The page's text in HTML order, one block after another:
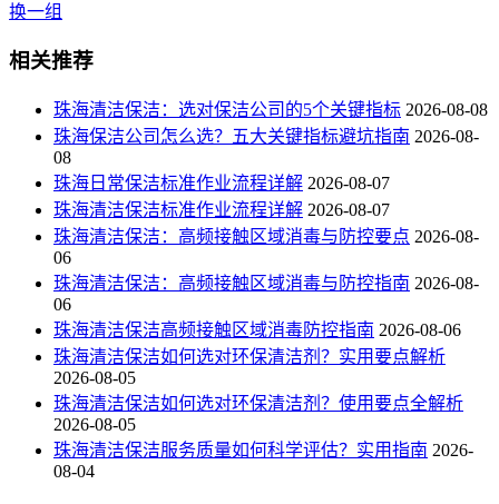
换一组
相关推荐
珠海清洁保洁：选对保洁公司的5个关键指标 2026-08-08
珠海保洁公司怎么选？五大关键指标避坑指南 2026-08-
08
珠海日常保洁标准作业流程详解 2026-08-07
珠海清洁保洁标准作业流程详解 2026-08-07
珠海清洁保洁：高频接触区域消毒与防控要点 2026-08-
06
珠海清洁保洁：高频接触区域消毒与防控指南 2026-08-
06
珠海清洁保洁高频接触区域消毒防控指南 2026-08-06
珠海清洁保洁如何选对环保清洁剂？实用要点解析
2026-08-05
珠海清洁保洁如何选对环保清洁剂？使用要点全解析
2026-08-05
珠海清洁保洁服务质量如何科学评估？实用指南 2026-
08-04